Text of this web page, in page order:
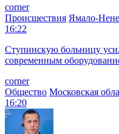
corner
Происшествия Ямало-
16:22
Ступинскую больницу
современным
corner
Общество Московская
16:20